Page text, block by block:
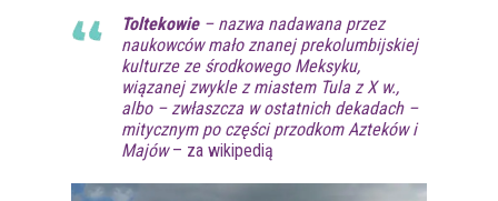
Toltekowie– nazwa nadawana przez
naukowców mało znanej prekolumbijskiej
kulturze ze środkowego Meksyku,
wiązanej zwykle z miastem Tula z X w.,
albo – zwłaszcza w ostatnich dekadach –
mitycznym po części przodkom Azteków i
Majów– za wikipedią